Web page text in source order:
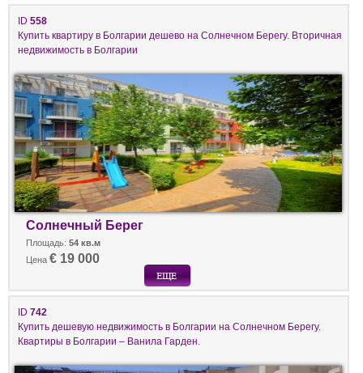
ID 558
Купить квартиру в Болгарии дешево на Солнечном Берегу. Вторичная
недвижимость в Болгарии
Солнечный Берег
Площадь: 54 кв.м
Цена € 19 000
ID 742
Купить дешевую недвижимость в Болгарии на Солнечном Берегу.
Квартиры в Болгарии – Ванила Гарден.